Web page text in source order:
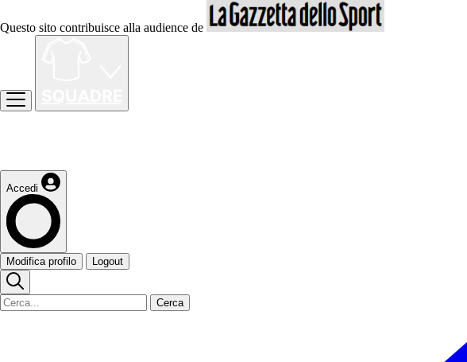
Questo sito contribuisce alla audience de
Accedi
Modifica profilo Logout
Cerca